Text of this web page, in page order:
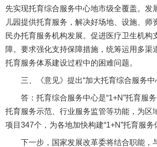
先实现托育综合服务中心地市级全覆盖。
儿园提供托育服务，解决好场地、设施、
民办托育服务机构发展。促进医疗卫生机
障。要求强化支持保障措施，统筹运用多
托育服务体系建设过程中的困难问题。
三、《意见》提出“加大托育综合服务中
答：托育综合服务中心是“1+N”托育服务
托育服务示范、行业服务监管等功能，为
项目347个，为各地加快构建“1+N”托育服
下一步，国家发展改革委将结合职能，与